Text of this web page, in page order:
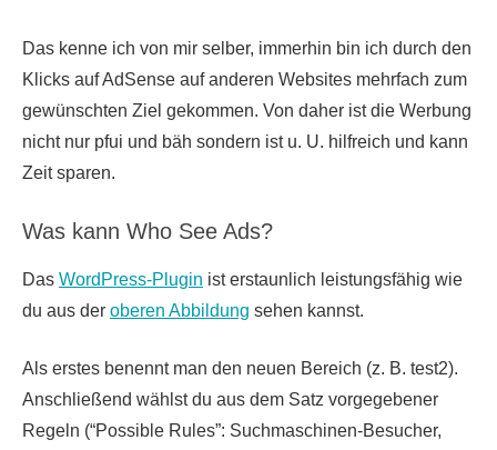
Das kenne ich von mir selber, immerhin bin ich durch den
Klicks auf AdSense auf anderen Websites mehrfach zum
gewünschten Ziel gekommen. Von daher ist die Werbung
nicht nur pfui und bäh sondern ist u. U. hilfreich und kann
Zeit sparen.
Was kann Who See Ads?
Das WordPress-Plugin ist erstaunlich leistungsfähig wie
du aus der oberen Abbildung sehen kannst.
Als erstes benennt man den neuen Bereich (z. B. test2).
Anschließend wählst du aus dem Satz vorgegebener
Regeln (“Possible Rules”: Suchmaschinen-Besucher,